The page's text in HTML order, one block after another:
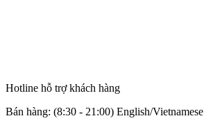
Hotline hỗ trợ khách hàng
Bán hàng: (8:30 - 21:00) English/Vietnamese